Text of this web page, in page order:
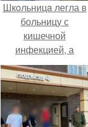
Шкoльницa легла в
больницу с
кишечной
инфекцией, а
выписалась с вич и
гепатитом с.